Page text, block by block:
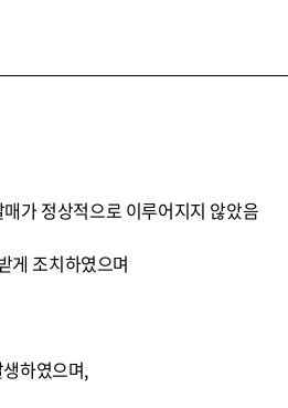
가 정상적으로 이루어지지 않았음
게 조치하였으며
하였으며,